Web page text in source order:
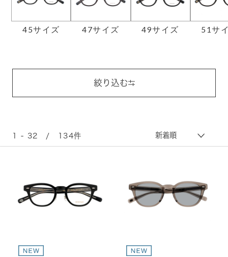
45サイズ 47サイズ 49サイズ 51サ
絞り込む
1 - 32 / 134件